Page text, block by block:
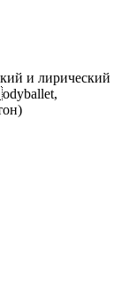
и лирический